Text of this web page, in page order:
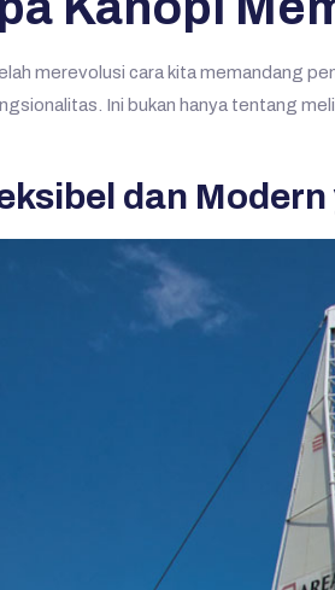
merevolusi cara kita memandang
Ini bukan hanya tentang
dan